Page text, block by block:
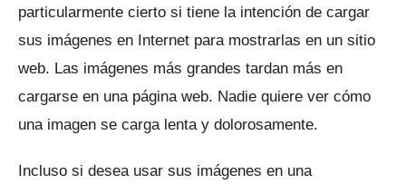
particularmente cierto si tiene la intención de cargar
sus imágenes en Internet para mostrarlas en un sitio
web. Las imágenes más grandes tardan más en
cargarse en una página web. Nadie quiere ver cómo
una imagen se carga lenta y dolorosamente.
Incluso si desea usar sus imágenes en una